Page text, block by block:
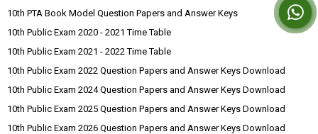
10th PTA Book Model Question Papers and Answer Keys
10th Public Exam 2020 - 2021 Time Table
10th Public Exam 2021 - 2022 Time Table
10th Public Exam 2022 Question Papers and Answer Keys Download
10th Public Exam 2024 Question Papers and Answer Keys Download
10th Public Exam 2025 Question Papers and Answer Keys Download
10th Public Exam 2026 Question Papers and Answer Keys Download